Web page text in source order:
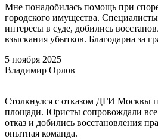
Мне понадобилась помощь при
городского имущества.
интересы в суде, добились
взыскания убытков. Благодарна за
5 ноября 2025
Владимир Орлов
Столкнулся с отказом ДГИ Москвы
площади. Юристы сопровождали все
отказ и добились восстановления
опытная команда.